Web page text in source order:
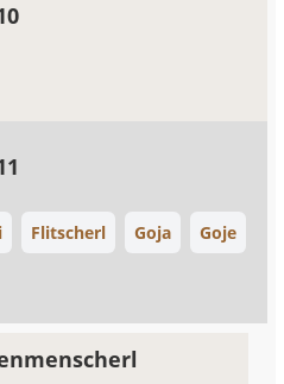
Flitscherl Goja Goje